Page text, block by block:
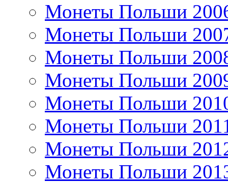
Монеты Польши
Монеты Польши
Монеты Польши
Монеты Польши
Монеты Польши
Монеты Польши
Монеты Польши
Монеты Польши